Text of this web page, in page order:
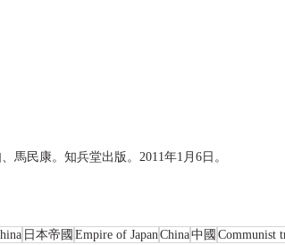
民康。知兵堂出版。2011年1月6日。
日本帝國 Empire of Japan China中國 Communist